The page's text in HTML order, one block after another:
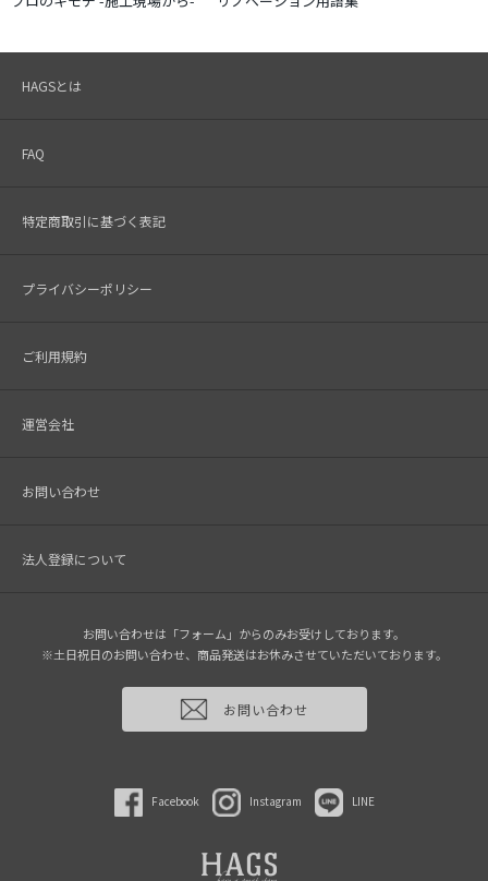
HAGSとは
FAQ
特定商取引に基づく表記
プライバシーポリシー
ご利用規約
運営会社
お問い合わせ
法人登録について
お問い合わせは「フォーム」からのみお受けしております。
※土日祝日のお問い合わせ、商品発送はお休みさせていただいております。
お問い合わせ
Facebook Instagram LINE